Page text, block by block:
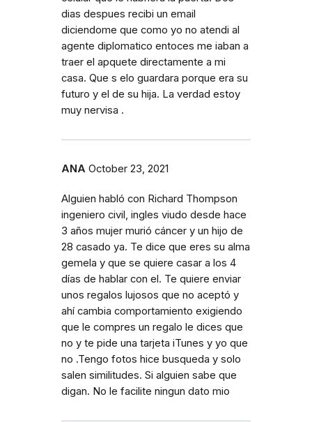
dias despues recibi un email
diciendome que como yo no atendi al
agente diplomatico entoces me iaban a
traer el apquete directamente a mi
casa. Que s elo guardara porque era su
futuro y el de su hija. La verdad estoy
muy nervisa .
ANA October 23, 2021
Alguien habló con Richard Thompson
ingeniero civil, ingles viudo desde hace
3 años mujer murió cáncer y un hijo de
28 casado ya. Te dice que eres su alma
gemela y que se quiere casar a los 4
días de hablar con el. Te quiere enviar
unos regalos lujosos que no aceptó y
ahí cambia comportamiento exigiendo
que le compres un regalo le dices que
no y te pide una tarjeta iTunes y yo que
no .Tengo fotos hice busqueda y solo
salen similitudes. Si alguien sabe que
digan. No le facilite ningun dato mio